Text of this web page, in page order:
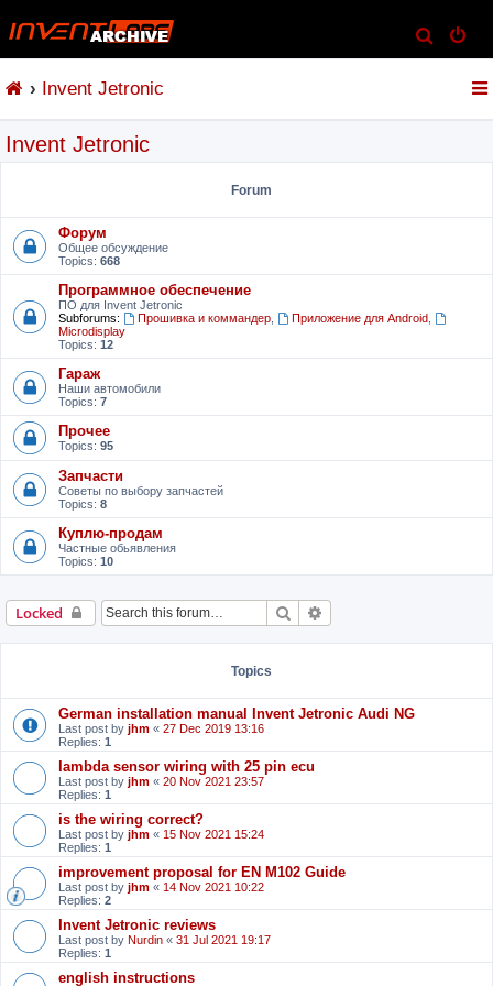
e
Invent Jetronic
Invent Jetronic
Forum
Форум
Общее обсуждение
Topics: 668
Программное обеспечение
ПО для Invent Jetronic
Subforums:
Прошивка и коммандер, Приложение для Android,
Microdisplay
Topics: 12
Гараж
Наши автомобили
Topics: 7
Прочее
Topics: 95
Запчасти
Советы по выбору запчастей
Topics: 8
Куплю-продам
Частные обьявления
Topics: 10
Locked Search
Topics
German installation manual Invent Jetronic Audi NG
Last post by jhm « 27 Dec 2019 13:16
Replies: 1
lambda sensor wiring with 25 pin ecu
Last post by jhm « 20 Nov 2021 23:57
Replies: 1
is the wiring correct?
Last post by jhm « 15 Nov 2021 15:24
Replies: 1
improvement proposal for EN M102 Guide
Last post by jhm « 14 Nov 2021 10:22
Replies: 2
Invent Jetronic reviews
Last post by Nurdin « 31 Jul 2021 19:17
Replies: 1
english instructions